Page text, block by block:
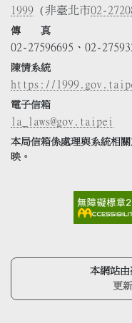
1999 (非臺北市02-
傳 真
02-27596695、02-
陳情系統
https://
電子信箱
la_laws@gov.taipei
本局信箱係處理與系統相
映。
本網站
更